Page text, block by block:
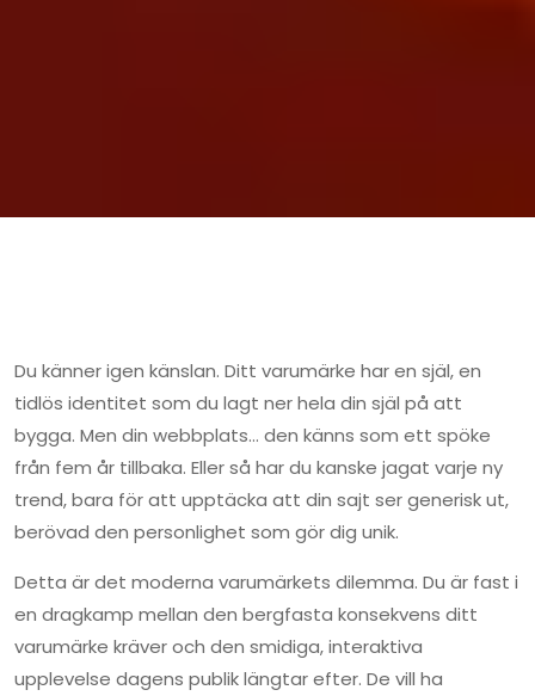
Du känner igen känslan. Ditt varumärke har en själ, en
tidlös identitet som du lagt ner hela din själ på att
bygga. Men din webbplats… den känns som ett spöke
från fem år tillbaka. Eller så har du kanske jagat varje ny
trend, bara för att upptäcka att din sajt ser generisk ut,
berövad den personlighet som gör dig unik.
Detta är det moderna varumärkets dilemma. Du är fast i
en dragkamp mellan den bergfasta konsekvens ditt
varumärke kräver och den smidiga, interaktiva
upplevelse dagens publik längtar efter. De vill ha